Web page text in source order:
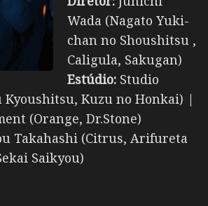
Wada (Nagato Yuki-
chan no Shoushitsu ,
Caligula, Sakugan)
Estúdio: Studio
Kuzu no Honkai) |
(Orange, Dr.Stone)
Takahashi (Citrus, Arifureta
Saikyou)